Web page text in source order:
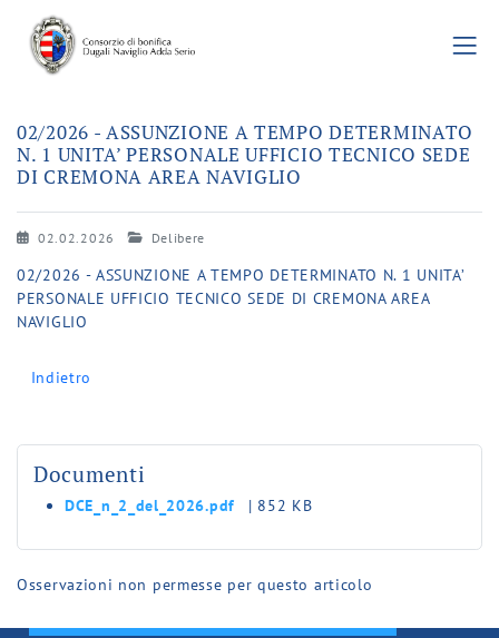
02/2026 - ASSUNZIONE A TEMPO DETERMINATO
N. 1 UNITA’ PERSONALE UFFICIO TECNICO SEDE
DI CREMONA AREA NAVIGLIO
02.02.2026 Delibere
02/2026 - ASSUNZIONE A TEMPO DETERMINATO N. 1 UNITA’
PERSONALE UFFICIO TECNICO SEDE DI CREMONA AREA
NAVIGLIO
Indietro
Documenti
DCE_n_2_del_2026.pdf | 852 KB
Osservazioni non permesse per questo articolo